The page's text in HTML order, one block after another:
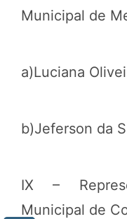
Municipal de
a)Luciana
b)Jeferson da
IX –
Municipal de